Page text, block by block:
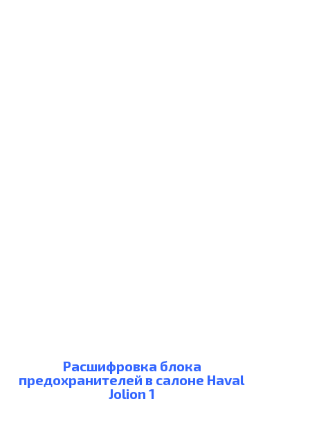
Расшифровка блока
предохранителей в салоне Haval
Jolion 1